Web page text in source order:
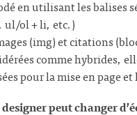
en utilisant les balises
ul/ol + li, etc.)
(img) et citations
comme hybrides,
pour la mise en page
peut changer